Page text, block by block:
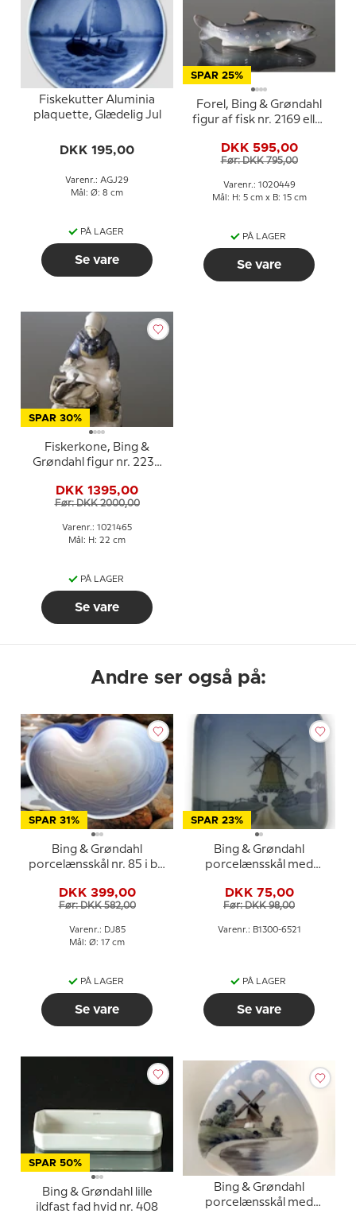
Fiskekutter Aluminia
plaquette, Glædelig Jul
DKK 195,00
Varenr.: AGJ29
Mål: Ø: 8 cm
PÅ LAGER
Se vare
SPAR 25%
Forel, Bing & Grøndahl
figur af fisk nr. 2169 eller
DKK 595,00
Før: DKK 795,00
Varenr.: 1020449
Mål: H: 5 cm x B: 15 cm
PÅ LAGER
Se vare
SPAR 30%
Fiskerkone, Bing &
Grøndahl figur nr. 2233
DKK 1395,00
Før: DKK 2000,00
Varenr.: 1021465
Mål: H: 22 cm
PÅ LAGER
Se vare
Andre ser også på:
SPAR 31%
Bing & Grøndahl
porcelænsskål nr. 85 i blå
DKK 399,00
Før: DKK 582,00
Varenr.: DJ85
Mål: Ø: 17 cm
PÅ LAGER
Se vare
SPAR 23%
Bing & Grøndahl
porcelænsskål med
DKK 75,00
Før: DKK 98,00
Varenr.: B1300-6521
PÅ LAGER
Se vare
SPAR 50%
Bing & Grøndahl lille
ildfast fad hvid nr. 408
Bing & Grøndahl
porcelænsskål med